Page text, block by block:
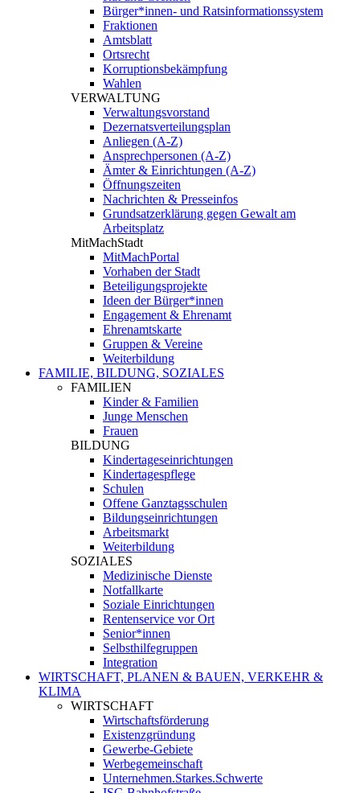
Bürger*innen- und Ratsinformationssystem
Fraktionen
Amtsblatt
Ortsrecht
Korruptionsbekämpfung
Wahlen
VERWALTUNG
Verwaltungsvorstand
Dezernatsverteilungsplan
Anliegen (A-Z)
Ansprechpersonen (A-Z)
Ämter & Einrichtungen (A-Z)
Öffnungszeiten
Nachrichten & Presseinfos
Grundsatzerklärung gegen Gewalt am
Arbeitsplatz
MitMachStadt
MitMachPortal
Vorhaben der Stadt
Beteiligungsprojekte
Ideen der Bürger*innen
Engagement & Ehrenamt
Ehrenamtskarte
Gruppen & Vereine
Weiterbildung
FAMILIE, BILDUNG, SOZIALES
FAMILIEN
Kinder & Familien
Junge Menschen
Frauen
BILDUNG
Kindertageseinrichtungen
Kindertagespflege
Schulen
Offene Ganztagsschulen
Bildungseinrichtungen
Arbeitsmarkt
Weiterbildung
SOZIALES
Medizinische Dienste
Notfallkarte
Soziale Einrichtungen
Rentenservice vor Ort
Senior*innen
Selbsthilfegruppen
Integration
WIRTSCHAFT, PLANEN & BAUEN, VERKEHR &
KLIMA
WIRTSCHAFT
Wirtschaftsförderung
Existenzgründung
Gewerbe-Gebiete
Werbegemeinschaft
Unternehmen.Starkes.Schwerte